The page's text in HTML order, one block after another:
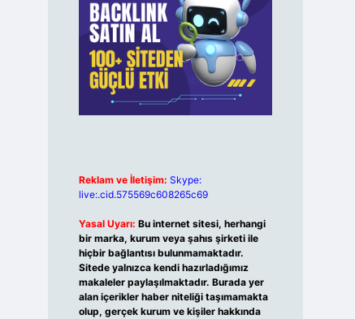
Reklam ve İletişim: Skype:
live:.cid.575569c608265c69
Yasal Uyarı: Bu internet sitesi, herhangi
bir marka, kurum veya şahıs şirketi ile
hiçbir bağlantısı bulunmamaktadır.
Sitede yalnızca kendi hazırladığımız
makaleler paylaşılmaktadır. Burada yer
alan içerikler haber niteliği taşımamakta
olup, gerçek kurum ve kişiler hakkında